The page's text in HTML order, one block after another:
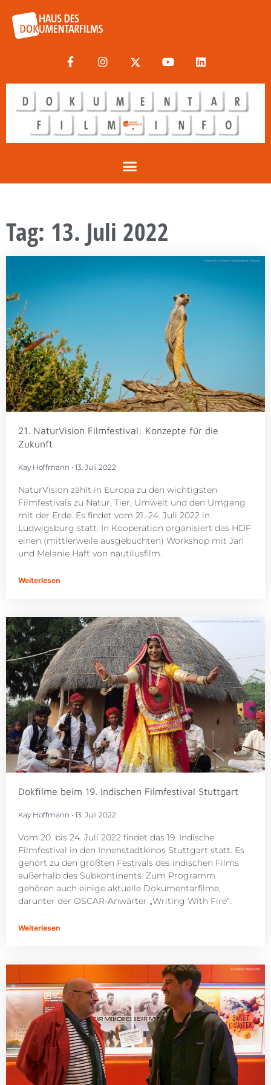
Tag: 13. Juli 2022
21. NaturVision Filmfestival: Konzepte für die
Zukunft
Kay Hoffmann 13. Juli 2022
NaturVision zählt in Europa zu den wichtigsten
Filmfestivals zu Natur, Tier, Umwelt und den Umgang
mit der Erde. Es findet vom 21.-24. Juli 2022 in
Ludwigsburg statt. In Kooperation organisiert das HDF
einen (mittlerweile ausgebuchten) Workshop mit Jan
und Melanie Haft von nautilusfilm.
Weiterlesen
Dokfilme beim 19. Indischen Filmfestival Stuttgart
Kay Hoffmann 13. Juli 2022
Vom 20. bis 24. Juli 2022 findet das 19. Indische
Filmfestival in den Innenstadtkinos Stuttgart statt. Es
gehört zu den größten Festivals des indischen Films
außerhalb des Subkontinents. Zum Programm
gehören auch einige aktuelle Dokumentarfilme,
darunter der OSCAR-Anwärter „Writing With Fire“.
Weiterlesen